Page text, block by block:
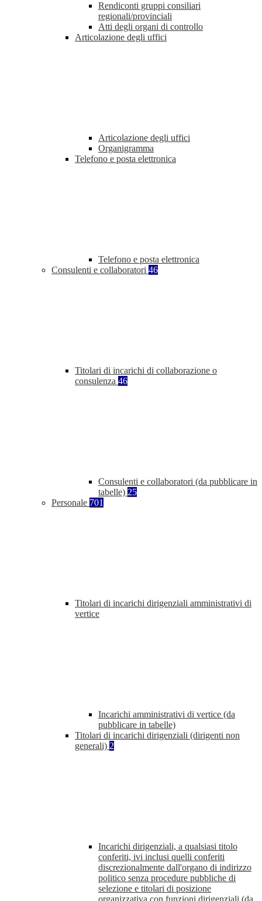
Rendiconti gruppi consiliari
regionali/provinciali
Atti degli organi di controllo
Articolazione degli uffici
Articolazione degli uffici
Organigramma
Telefono e posta elettronica
Telefono e posta elettronica
Consulenti e collaboratori 46
Titolari di incarichi di collaborazione o
consulenza 46
Consulenti e collaboratori (da pubblicare in
tabelle) 25
Personale 701
Titolari di incarichi dirigenziali amministrativi di
vertice
Incarichi amministrativi di vertice (da
pubblicare in tabelle)
Titolari di incarichi dirigenziali (dirigenti non
generali) 2
Incarichi dirigenziali, a qualsiasi titolo
conferiti, ivi inclusi quelli conferiti
discrezionalmente dall'organo di indirizzo
politico senza procedure pubbliche di
selezione e titolari di posizione